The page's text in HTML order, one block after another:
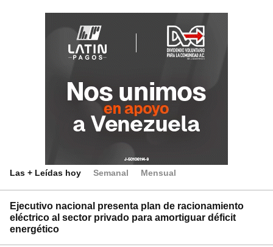
Las + Leídas hoy Semanal Mensual
Ejecutivo nacional presenta plan de racionamiento
eléctrico al sector privado para amortiguar déficit
energético